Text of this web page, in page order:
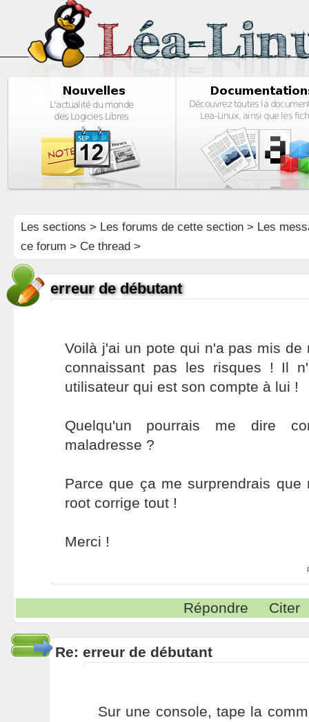
Les sections > Les forums de cette section> Les
ce forum > Ce thread >
erreur de débutant
Voilà j'ai un pote qui n'a pas mis de
connaissant pas les risques ! Il
utilisateur qui est son compte à lui !
Quelqu'un pourrais me dire
maladresse ?
Parce que ça me surprendrais que
root corrige tout !
Merci !
Répondre Citer
Re: erreur de débutant
Sur une console, tape la